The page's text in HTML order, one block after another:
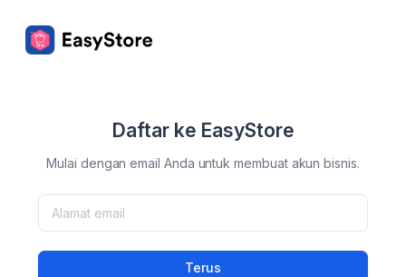
Daftar ke EasyStore
Mulai dengan email Anda untuk membuat akun bisnis.
Terus